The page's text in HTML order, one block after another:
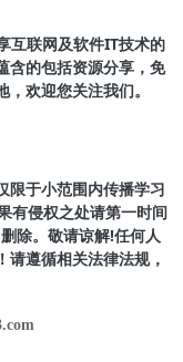
互联网及软件IT技术的
含的包括资源分享，免
欢迎您关注我们。
限于小范围内传播学习
有侵权之处请第一时间
除。敬请谅解!任何人
遵循相关法律法规，